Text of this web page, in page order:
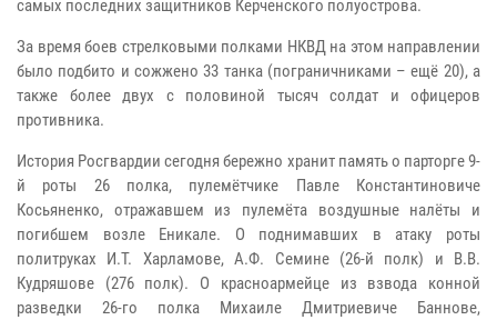
самых последних защитников Керченского полуострова.
За время боев стрелковыми полками НКВД на этом направлении
было подбито и сожжено 33 танка (пограничниками – ещё 20), а
также более двух с половиной тысяч солдат и офицеров
противника.
История Росгвардии сегодня бережно хранит память о парторге 9-
й роты 26 полка, пулемётчике Павле Константиновиче
Косьяненко, отражавшем из пулемёта воздушные налёты и
погибшем возле Еникале. О поднимавших в атаку роты
политруках И.Т. Харламове, А.Ф. Семине (26-й полк) и В.В.
Кудряшове (276 полк). О красноармейце из взвода конной
разведки 26-го полка Михаиле Дмитриевиче Баннове,